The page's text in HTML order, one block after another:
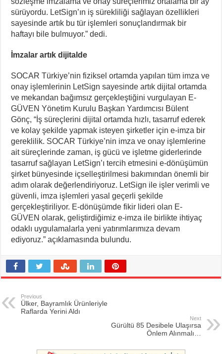
sürüyordu. LetSign’ın iş sürekliliği sağlayan özellikleri
sayesinde artık bu tür işlemleri sonuçlandırmak bir
haftayı bile bulmuyor.” dedi.
İmzalar artık dijitalde
SOCAR Türkiye’nin fiziksel ortamda yapılan tüm imza ve
onay işlemlerinin LetSign sayesinde artık dijital ortamda
ve mekandan bağımsız gerçekleştiğini vurgulayan E-
GÜVEN Yönetim Kurulu Başkan Yardımcısı Bülent
Gönç, “İş süreçlerini dijital ortamda hızlı, tasarruf ederek
ve kolay şekilde yapmak isteyen şirketler için e-imza bir
gereklilik. SOCAR Türkiye’nin imza ve onay işlemlerine
ait süreçlerinde zaman, iş gücü ve işletme giderlerinde
tasarruf sağlayan LetSign’ı tercih etmesini e-dönüşümün
şirket bünyesinde içselleştirilmesi bakımından önemli bir
adım olarak değerlendiriyoruz. LetSign ile işler verimli ve
güvenli, imza işlemleri yasal geçerli şekilde
gerçekleştiriliyor. E-dönüşümde fikir lideri olan E-
GÜVEN olarak, geliştirdiğimiz e-imza ile birlikte ihtiyaç
odaklı uygulamalarla yeni yatırımlarımıza devam
ediyoruz.” açıklamasında bulundu.
Previous
Ülker, Bayramlık Ürünleriyle
Raflarda Yerini Aldı
Next
Gürültü 85 Desibele Ulaşırsa
Önlem Alınmalı…